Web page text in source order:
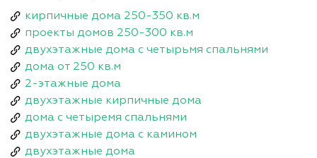
кирпичные дома 250-350 кв.м
проекты домов 250-300 кв.м
двухэтажные дома с четырьмя спальнями
дома от 250 кв.м
2-этажные дома
двухэтажные кирпичные дома
дома с четыремя спальнями
двухэтажные дома с камином
двухэтажные дома